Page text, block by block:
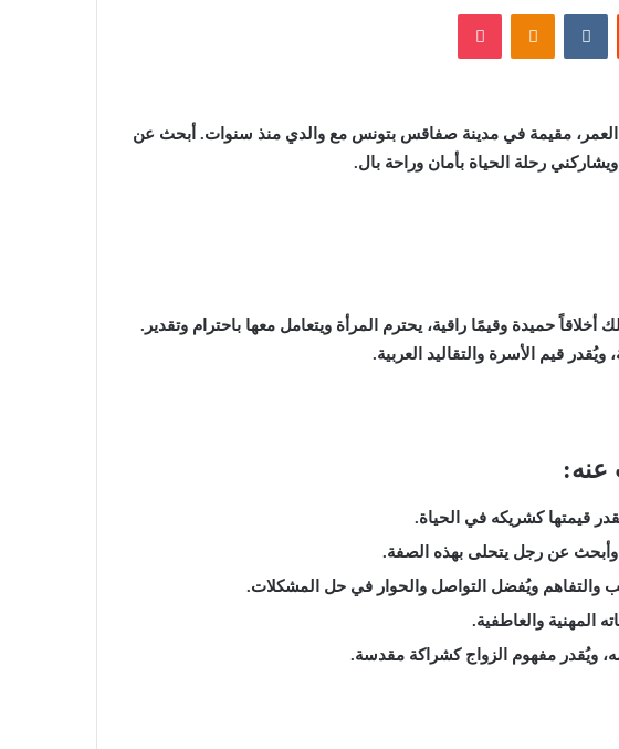
من العمر، مقيمة في مدينة صفاقس بتونس مع والدي منذ سنوات. أبحث عن
رحلة الحياة بأمان وراحة بال.
حميدة وقيمًا راقية، يحترم المرأة ويتعامل معها باحترام وتقدير.
قيم الأسرة والتقاليد العربية.
عنه:
قيمتها كشريكه في الحياة.
وأبحث عن رجل يتحلى بهذه الصفة.
والتفاهم ويُفضل التواصل والحوار في حل المشكلات.
المهنية والعاطفية.
ويُقدر مفهوم الزواج كشراكة مقدسة.